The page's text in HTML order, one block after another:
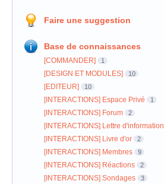
Faire une suggestion
Base de connaissances
[COMMANDER] 1
[DESIGN ET MODULES] 10
[EDITEUR] 10
[INTERACTIONS] Espace Privé 1
[INTERACTIONS] Forum 2
[INTERACTIONS] Lettre d'information
[INTERACTIONS] Livre d'or 2
[INTERACTIONS] Membres 9
[INTERACTIONS] Réactions 2
[INTERACTIONS] Sondages 3